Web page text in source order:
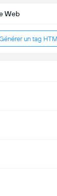
Web
un tag